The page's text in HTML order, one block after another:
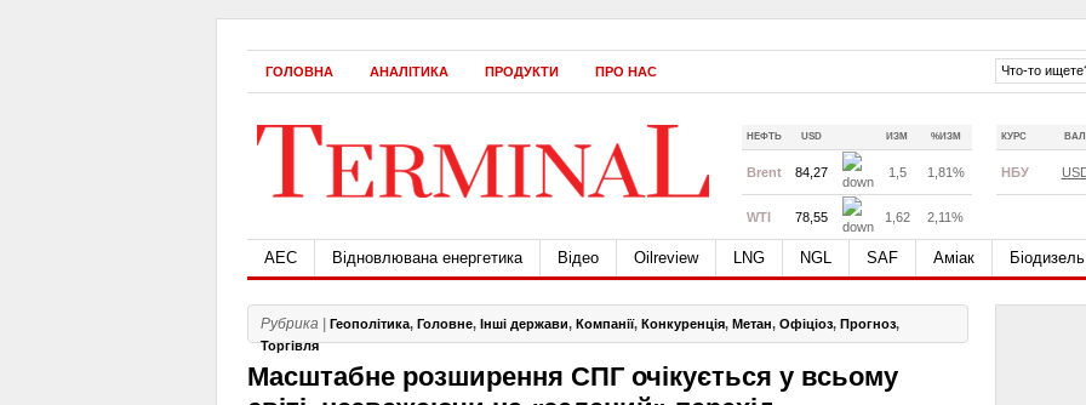
ГОЛОВНА АНАЛІТИКА ПРОДУКТИ ПРО НАС
КУРС ВАЛ
НБУ
НЕФТЬ USD ИЗМ %ИЗМ
Brent 84,27 1,5 1,81%
WTI 78,55 1,62 2,11%
АЕС Відновлювана енергетика Відео Oilreview LNG NGL SAF Аміак Біодизель
Рубрика | Геополітика, Головне, Інші держави, Компанії, Конкуренція, Метан, Офіціоз, Прогноз,
Торгівля
Масштабне розширення СПГ очікується у всьому